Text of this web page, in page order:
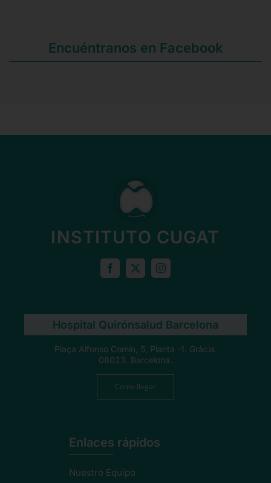
Encuéntranos en Facebook
INSTITUTO CUGAT
Enlaces rápidos
Nuestro Equipo
Hospital Quirónsalud Barcelona
Plaça Alfonso Comín, 5, Planta -1. Gràcia.
08023. Barcelona.
Como llegar